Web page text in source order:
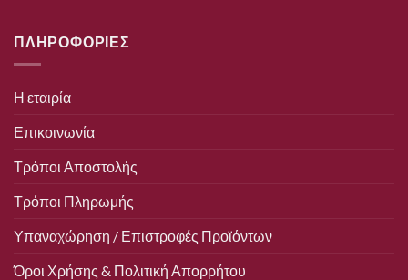
ΠΛΗΡΟΦΟΡΙΕΣ
Η εταιρία
Επικοινωνία
Τρόποι Αποστολής
Τρόποι Πληρωμής
Υπαναχώρηση / Επιστροφές Προϊόντων
Όροι Χρήσης & Πολιτική Απορρήτου